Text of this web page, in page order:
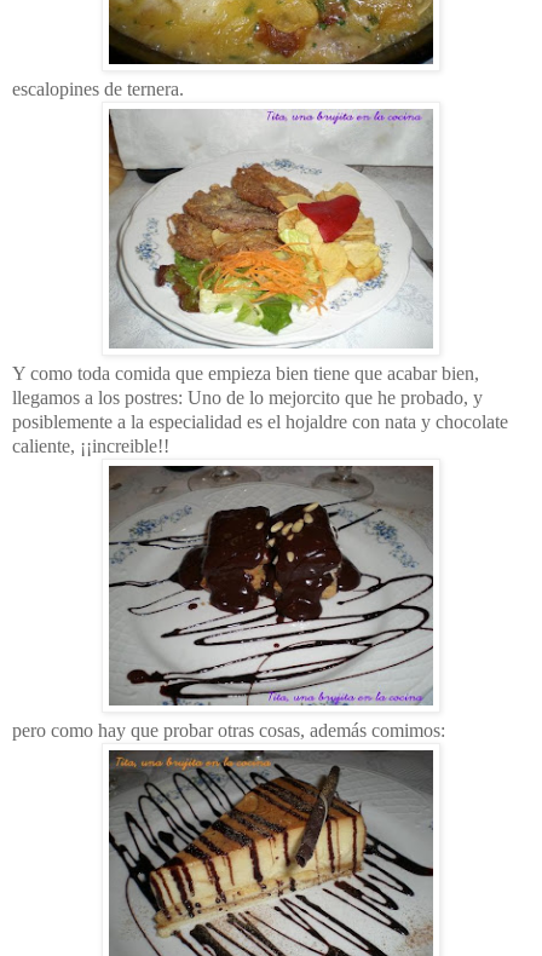
escalopines de ternera.
Y como toda comida que empieza bien tiene que acabar bien,
llegamos a los postres: Uno de lo mejorcito que he probado, y
posiblemente a la especialidad es el hojaldre con nata y chocolate
caliente, ¡¡increible!!
pero como hay que probar otras cosas, además comimos: